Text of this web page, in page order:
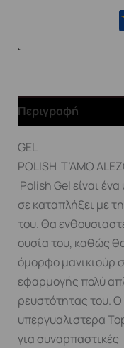
Περιγραφή
GEL
POLISH T’AMO
Polish Gel είναι
σε καταπλήξει με
του. Θα
ουσία του, καθώς θα
όμορφο μανικιούρ
εφαρμογής πολύ
ρευστότητας του.
υπεργυαλιστερα
για συναρπαστικές